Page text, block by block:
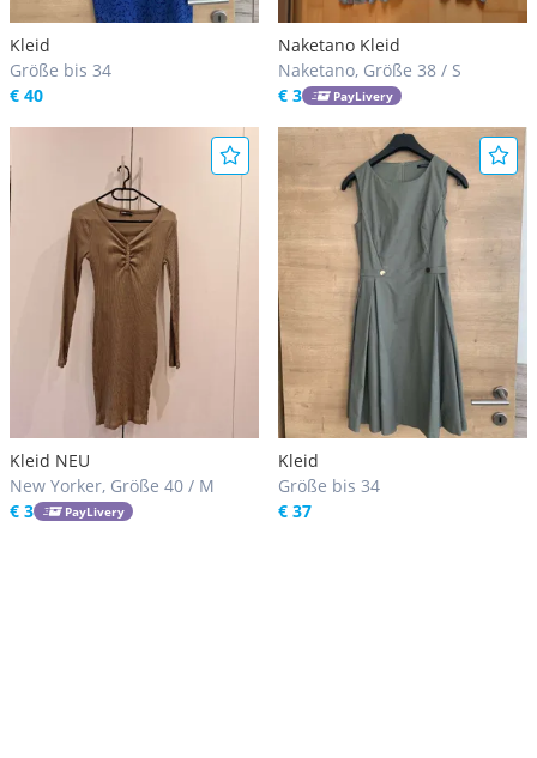
Kleid
Größe bis 34
€ 40
Naketano Kleid
Naketano, Größe 38 / S
€ 3
PayLivery
Kleid NEU
New Yorker, Größe 40 / M
€ 3
PayLivery
Kleid
Größe bis 34
€ 37